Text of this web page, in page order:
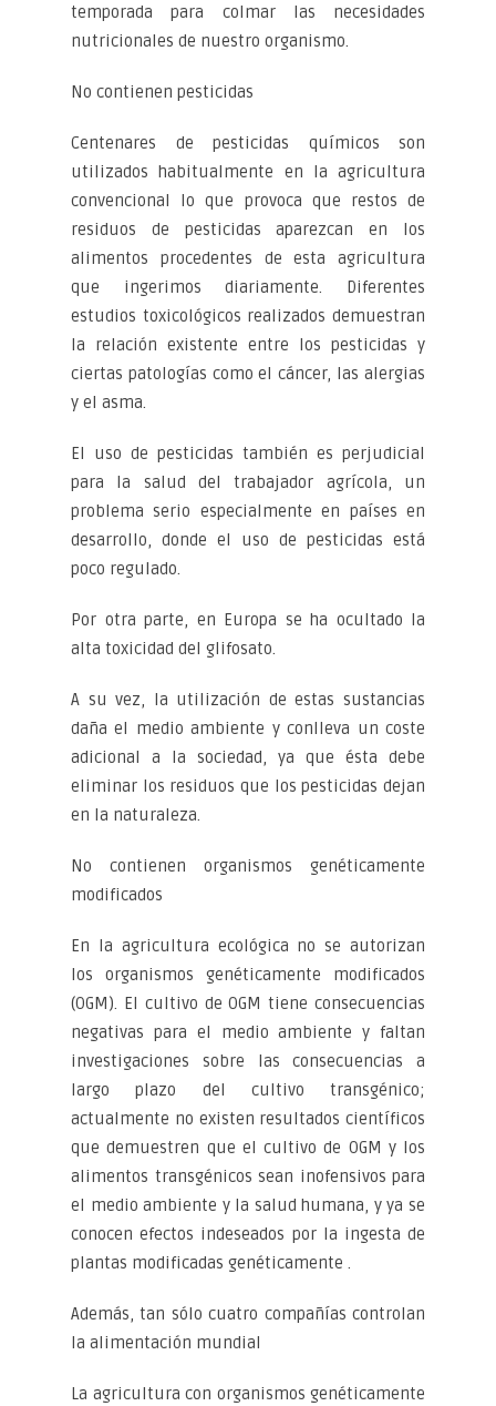
temporada para colmar las necesidades
nutricionales de nuestro organismo.
No contienen pesticidas
Centenares de pesticidas químicos son
utilizados habitualmente en la agricultura
convencional lo que provoca que restos de
residuos de pesticidas aparezcan en los
alimentos procedentes de esta agricultura
que ingerimos diariamente. Diferentes
estudios toxicológicos realizados demuestran
la relación existente entre los pesticidas y
ciertas patologías como el cáncer, las alergias
y el asma.
El uso de pesticidas también es perjudicial
para la salud del trabajador agrícola, un
problema serio especialmente en países en
desarrollo, donde el uso de pesticidas está
poco regulado.
Por otra parte, en Europa se ha ocultado la
alta toxicidad del glifosato.
A su vez, la utilización de estas sustancias
daña el medio ambiente y conlleva un coste
adicional a la sociedad, ya que ésta debe
eliminar los residuos que los pesticidas dejan
en la naturaleza.
No contienen organismos genéticamente
modificados
En la agricultura ecológica no se autorizan
los organismos genéticamente modificados
(OGM). El cultivo de OGM tiene consecuencias
negativas para el medio ambiente y faltan
investigaciones sobre las consecuencias a
largo plazo del cultivo transgénico;
actualmente no existen resultados científicos
que demuestren que el cultivo de OGM y los
alimentos transgénicos sean inofensivos para
el medio ambiente y la salud humana, y ya se
conocen efectos indeseados por la ingesta de
plantas modificadas genéticamente .
Además, tan sólo cuatro compañías controlan
la alimentación mundial
La agricultura con organismos genéticamente